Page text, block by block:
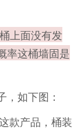
上面没有发
率这桶墙固是
如下图：
款产品，桶装